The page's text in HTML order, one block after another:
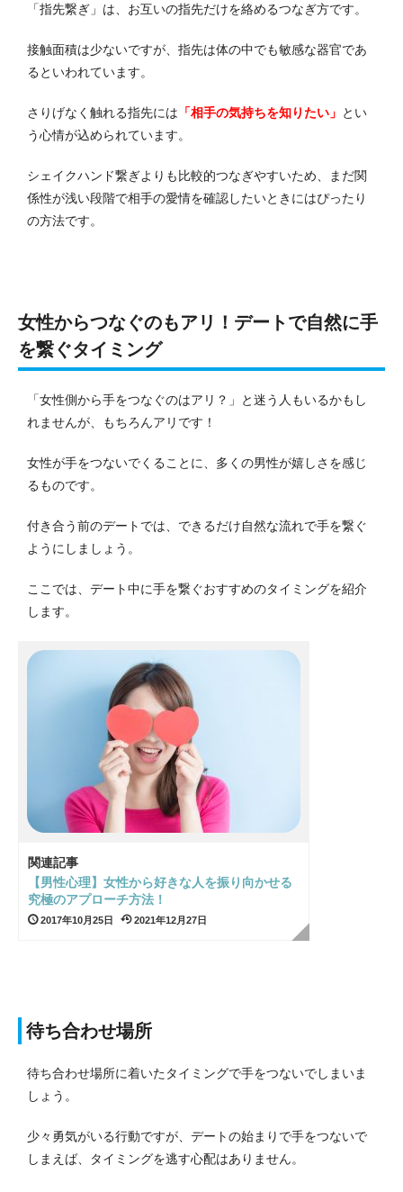
「指先繋ぎ」は、お互いの指先だけを絡めるつなぎ方です。
接触面積は少ないですが、指先は体の中でも敏感な器官であ
るといわれています。
さりげなく触れる指先には 「相手の気持ちを知りたい」 とい
う心情が込められています。
シェイクハンド繋ぎよりも比較的つなぎやすいため、まだ関
係性が浅い段階で相手の愛情を確認したいときにはぴったり
の方法です。
女性からつなぐのもアリ！デートで自然に手
を繋ぐタイミング
「女性側から手をつなぐのはアリ？」と迷う人もいるかもし
れませんが、もちろんアリです！
女性が手をつないでくることに、多くの男性が嬉しさを感じ
るものです。
付き合う前のデートでは、できるだけ自然な流れで手を繋ぐ
ようにしましょう。
ここでは、デート中に手を繋ぐおすすめのタイミングを紹介
します。
関連記事
【男性心理】女性から好きな人を振り向かせる
究極のアプローチ方法！
2017年10月25日 2021年12月27日
待ち合わせ場所
待ち合わせ場所に着いたタイミングで手をつないでしまいま
しょう。
少々勇気がいる行動ですが、デートの始まりで手をつないで
しまえば、タイミングを逃す心配はありません。